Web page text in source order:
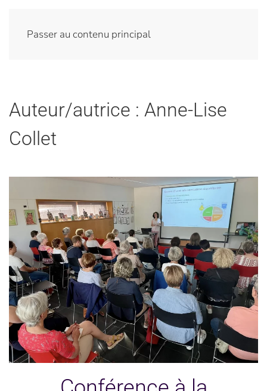
Passer au contenu principal
Auteur/autrice : Anne-Lise
Collet